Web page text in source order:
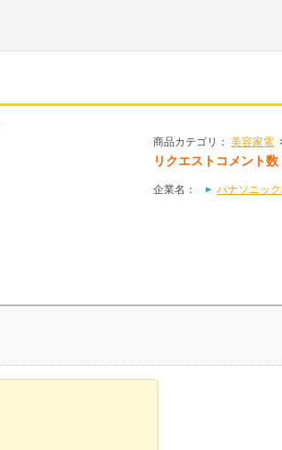
商品カテゴリ： 美容家電
リクエストコメント
企業名： パナソニッ